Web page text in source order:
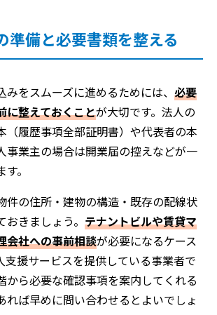
準備と必要書類を整える
をスムーズに進めるためには、 必要
に整えておくことが大切です。法人の
（履歴事項全部証明書）や代表者の本
事業主の場合は開業届の控えなどが一
。
件の住所・建物の構造・既存の配線状
きましょう。 テナントビルや賃貸マ
会社への事前相談が必要になるケース
支援サービスを提供している事業者で
から必要な確認事項を案内してくれる
れば早めに問い合わせるとよいでしょ